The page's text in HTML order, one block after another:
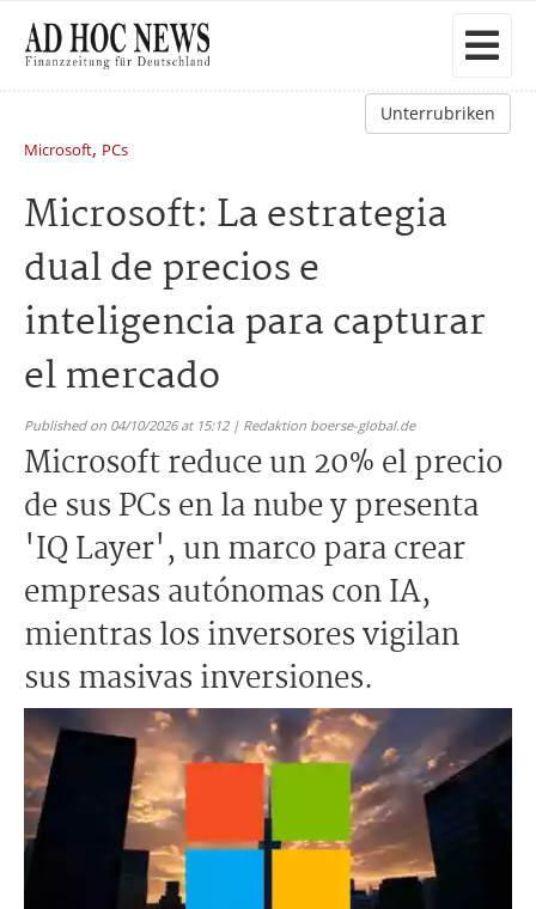
Unterrubriken
Microsoft, PCs
Microsoft: La estrategia
dual de precios e
inteligencia para capturar
el mercado
Published on 04/10/2026 at 15:12 | Redaktion boerse-global.de
Microsoft reduce un 20% el precio
de sus PCs en la nube y presenta
'IQ Layer', un marco para crear
empresas autónomas con IA,
mientras los inversores vigilan
sus masivas inversiones.